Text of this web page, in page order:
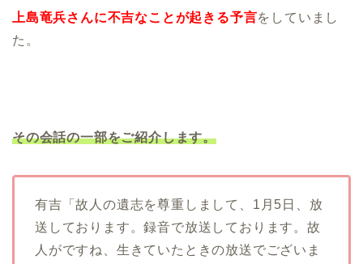
上島竜兵さんに不吉なことが起きる予言をしていまし
た。
その会話の一部をご紹介します。
有吉「故人の遺志を尊重しまして、1月5日、放
送しております。録音で放送しております。故
人がですね、生きていたときの放送でございま